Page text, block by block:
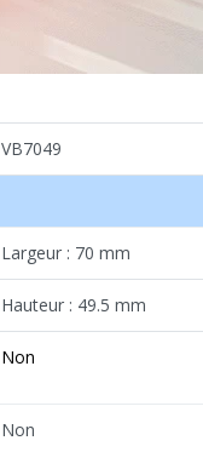
VB7049
Largeur : 70 mm
Hauteur : 49.5 mm
Non
Non